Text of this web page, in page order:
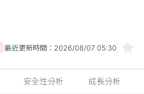
最近更新時間： 2026/08/07 05:30
安全性分析 成長分析